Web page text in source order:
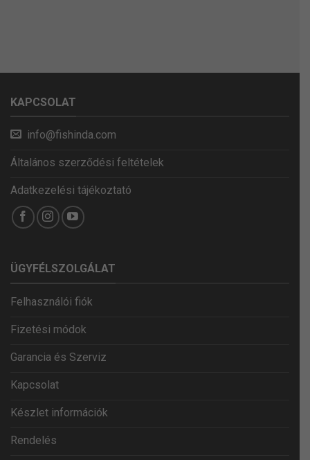
KAPCSOLAT
info@fishinda.com
Általános szerződési feltételek
Adatkezelési tájékoztató
ÜGYFÉLSZOLGÁLAT
Felhasználói fiók
Fizetési módok
Garancia és Szerviz
Kapcsolat
Készlet információk
Rendelés